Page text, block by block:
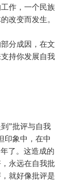
作，一个民族
改变而发生。
分成因，在文
持你发展自我
”批评与自我
印象中，在中
了。这造成的
永远在自我批
就好像批评是